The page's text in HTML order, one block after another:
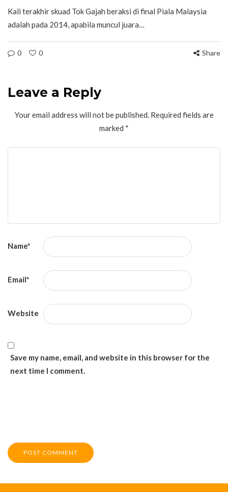
Kali terakhir skuad Tok Gajah beraksi di final Piala Malaysia
adalah pada 2014, apabila muncul juara…
0 0 Share
Leave a Reply
Your email address will not be published. Required fields are
marked *
Name*
Email*
Website
Save my name, email, and website in this browser for the
next time I comment.